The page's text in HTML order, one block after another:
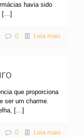
havia sido
[…]
0 Leia mais
que proporciona
ser um charme.
[…]
0 Leia mais